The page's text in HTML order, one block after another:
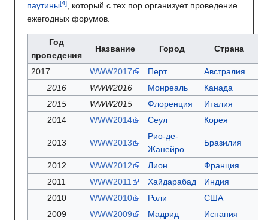
паутины
, который с тех пор организует проведение
ежегодных форумов.
Год
проведения
Название Город Страна
2017 WWW2017 Перт
Австралия
2016
WWW2016 Монреаль
Канада
2015
WWW2015 Флоренция
Италия
2014
WWW2014 Сеул Корея
2013 WWW2013
Рио-де-
Жанейро
Бразилия
2012 WWW2012 Лион
Франция
2011
WWW2011 Хайдарабад
Индия
2010
WWW2010 Роли
США
2009
WWW2009 Мадрид
Испания